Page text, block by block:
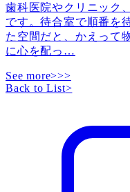
歯科医院やクリニック
です。待合室で順番を
た空間だと、かえって
に心を配っ …
See more>>>
Back to List>